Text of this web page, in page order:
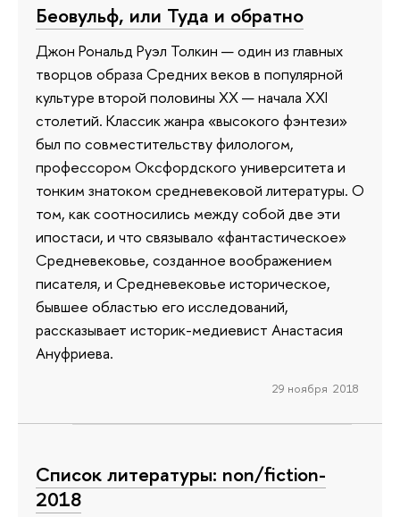
Беовульф, или Туда и обратно
Джон Рональд Руэл Толкин — один из главных
творцов образа Средних веков в популярной
культуре второй половины ХХ — начала XXI
столетий. Классик жанра «высокого фэнтези»
был по совместительству филологом,
профессором Оксфордского университета и
тонким знатоком средневековой литературы. О
том, как соотносились между собой две эти
ипостаси, и что связывало «фантастическое»
Средневековье, созданное воображением
писателя, и Средневековье историческое,
бывшее областью его исследований,
рассказывает историк-медиевист Анастасия
Ануфриева.
29 ноября 2018
Список литературы: non/fiction-
2018